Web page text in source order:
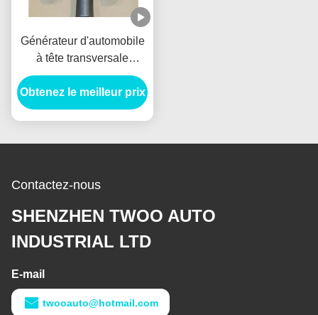
Générateur d'automobile
à tête transversale
VH137061080A E385
E215 Pour HINO J05E
Obtenez le meilleur prix
Contactez-nous
SHENZHEN TWOO AUTO
INDUSTRIAL LTD
E-mail
twooauto@hotmail.com